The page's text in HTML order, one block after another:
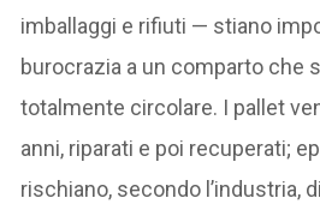
imballaggi e rifiuti — stiano
burocrazia a un comparto che
totalmente circolare. I pallet
anni, riparati e poi recuperati;
rischiano, secondo l’industria,